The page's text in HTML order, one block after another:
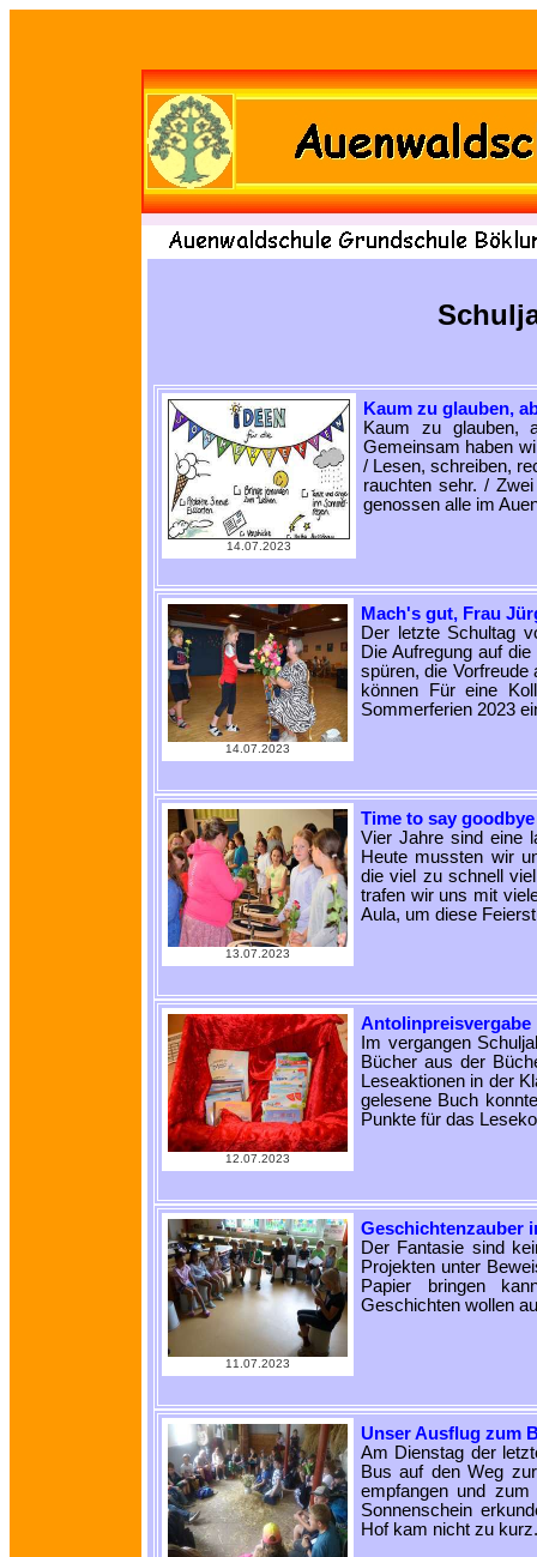
14.07.2023
Kaum zu glauben,
Kaum zu glauben,
Gemeinsam haben
/ Lesen, schreiben,
rauchten sehr. /
genossen alle im
14.07.2023
Mach's gut, Frau
Der letzte Schultag
Die Aufregung auf
spüren, die Vorfreude
können Für eine
Sommerferien 2023
13.07.2023
Time to say goodbye
Vier Jahre sind eine
Heute mussten wir
die viel zu schnell
trafen wir uns mit
Aula, um diese
12.07.2023
Antolinpreisvergabe
Im vergangen
Bücher aus der
Leseaktionen in der
gelesene Buch
Punkte für das
11.07.2023
Geschichtenzauber
Der Fantasie sind
Projekten unter
Papier bringen
Geschichten wollen
Unser Ausflug zum
Am Dienstag der
Bus auf den Weg
empfangen und
Sonnenschein
Hof kam nicht zu